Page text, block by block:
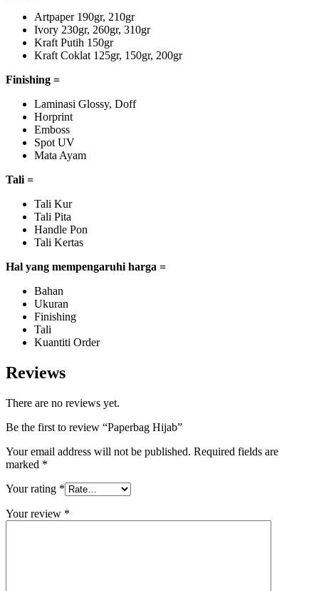
Artpaper 190gr, 210gr
Ivory 230gr, 260gr, 310gr
Kraft Putih 150gr
Kraft Coklat 125gr, 150gr, 200gr
Finishing =
Laminasi Glossy, Doff
Horprint
Emboss
Spot UV
Mata Ayam
Tali =
Tali Kur
Tali Pita
Handle Pon
Tali Kertas
Hal yang mempengaruhi harga =
Bahan
Ukuran
Finishing
Tali
Kuantiti Order
Reviews
There are no reviews yet.
Be the first to review “Paperbag Hijab”
Your email address will not be published. Required fields are
marked *
Your rating *
Your review *